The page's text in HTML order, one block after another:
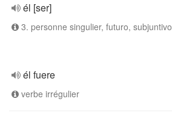
él [ser]
3. personne singulier, futuro, subjuntivo
él fuere
verbe irrégulier